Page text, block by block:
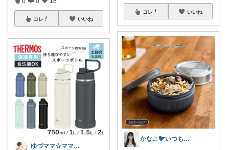
コレ いいね
ゆづママ☆ママおすすめアイテム✩.*˚
コレ いいね
かなこ🐦️いつもありがとう💖